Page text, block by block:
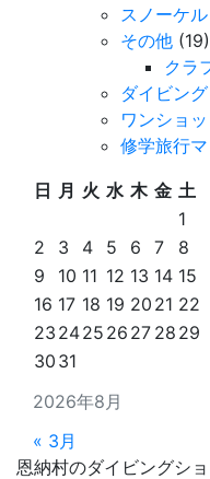
スノーケル
その他 (19)
クラ
ダイビング
ワンショッ
修学旅行
2026年8月
日 月 火 水 木 金 土
1
2
3 4 5 6 7
8
9
10 11 12 13 14 15
16 17 18 19 20 21 22
23 2425 26 27 28 29
30 31
« 3月
恩納村のダイビングシ